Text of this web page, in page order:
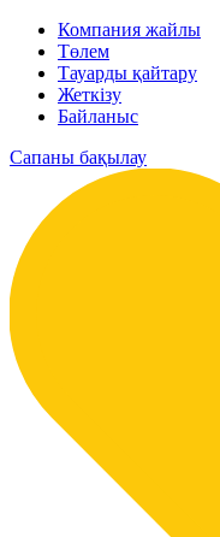
Компания жайлы
Төлем
Тауарды қайтару
Жеткізу
Байланыс
Сапаны бақылау